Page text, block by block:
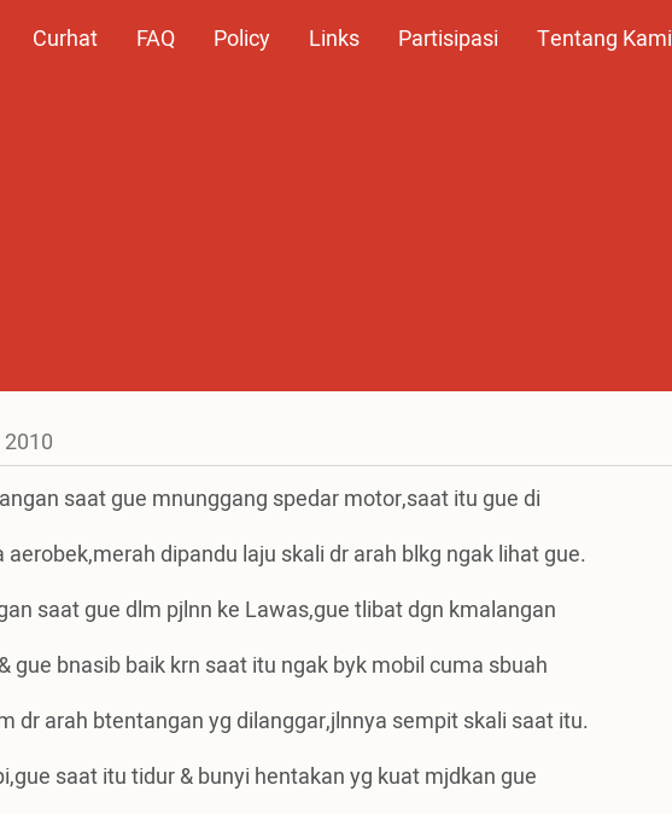
Curhat FAQ Policy Links Partisipasi Tentang Kami
saat gue mnunggang spedar motor,saat itu gue di
dipandu laju skali dr arah blkg ngak lihat gue.
saat gue dlm pjlnn ke Lawas,gue tlibat dgn kmalangan
gue bnasib baik krn saat itu ngak byk mobil cuma sbuah
dr arah btentangan yg dilanggar,jlnnya sempit skali saat itu.
saat itu tidur & bunyi hentakan yg kuat mjdkan gue